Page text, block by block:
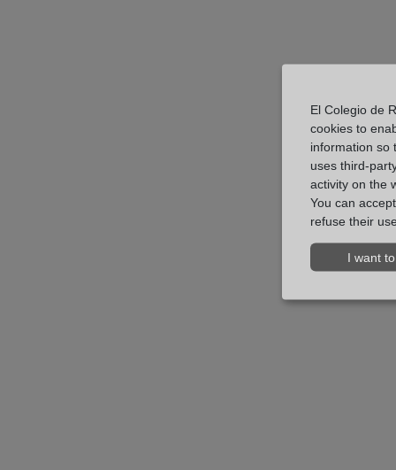
El Colegio de
cookies to
information so
uses third-
activity on the
You can
refuse their
I want